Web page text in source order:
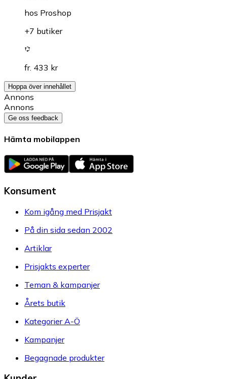
hos Proshop
+7 butiker
fr. 433 kr
Hoppa över innehållet
Annons
Annons
Ge oss feedback
Hämta mobilappen
Konsument
Kom igång med Prisjakt
På din sida sedan 2002
Artiklar
Prisjakts experter
Teman & kampanjer
Årets butik
Kategorier A-Ö
Kampanjer
Begagnade produkter